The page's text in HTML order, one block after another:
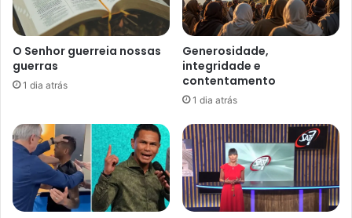
O Senhor guerreia nossas
guerras
1 dia atrás
Generosidade,
integridade e
contentamento
1 dia atrás